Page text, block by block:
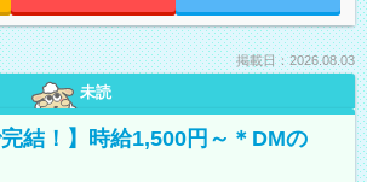
掲載日：2026.08.03
未読
完結！】時給1,500円～＊DMの